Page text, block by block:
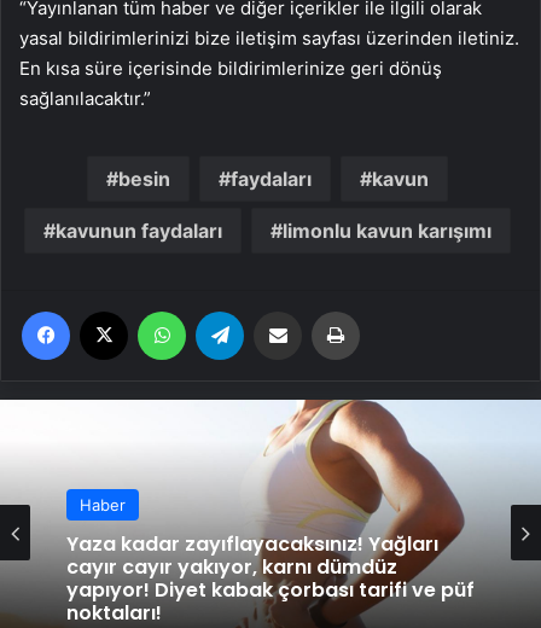
“Yayınlanan tüm haber ve diğer içerikler ile ilgili olarak
yasal bildirimlerinizi bize iletişim sayfası üzerinden iletiniz.
En kısa süre içerisinde bildirimlerinize geri dönüş
sağlanılacaktır.”
besin faydaları kavun
kavunun faydaları limonlu kavun karışımı
Facebook WhatsApp Email'den paylaş
Haber
Yaza kadar zayıflayacaksınız! Yağları
cayır cayır yakıyor, karnı dümdüz
yapıyor! Diyet kabak çorbası tarifi ve püf
noktaları!